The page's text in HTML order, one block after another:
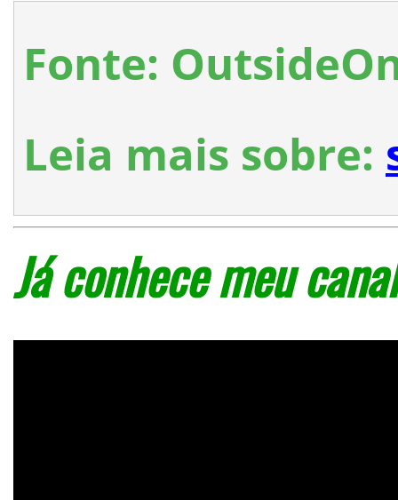
Fonte:
Leia mais sobre:
Já conhece meu